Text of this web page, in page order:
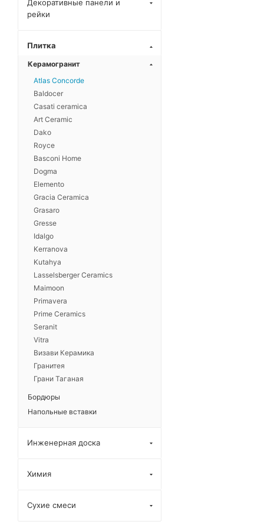
Forte dei Marmi Quark
Forte dei Marmi Quark
Forte dei Marmi Quark
Breccia di Caravaggio
Forte dei Marmi Quark
Brazilian Gold
Ceppo Apuano Forest
Forte dei Marmi Quark
Oyster White
Forte dei Marmi Quark
Ceppo Apuano Quartz
Forte dei Marmi Quark
Persian Grey
Rinascente Resin Cream
Rinascente Resin White
Rinascente Resin Tarmac
Rinascente Resin Smoke
Rinascente Resin Agata
Rinascente Resin Ambra
Rinascente Resin
Rinascente Resin Giada
Декоративные панели и
рейки
Плитка
Керамогранит
Atlas Concorde
Baldocer
Casati ceramica
Art Ceramic
Dako
Royce
Basconi Home
Dogma
Elemento
Gracia Ceramica
Grasaro
Gresse
Idalgo
Kerranova
Kutahya
Lasselsberger Ceramics
Maimoon
Primavera
Prime Ceramics
Seranit
Vitra
Визави Керамика
Гранитея
Грани Таганая
Бордюры
Напольные вставки
Инженерная доска
Химия
Сухие смеси